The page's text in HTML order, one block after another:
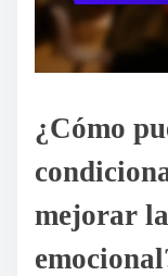
¿Cómo
mejorar